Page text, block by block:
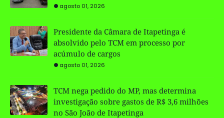
agosto 01, 2026
Presidente da Câmara de Itapetinga é
absolvido pelo TCM em processo por
acúmulo de cargos
agosto 01, 2026
TCM nega pedido do MP, mas determina
investigação sobre gastos de R$ 3,6 milhões
no São João de Itapetinga